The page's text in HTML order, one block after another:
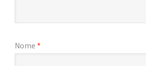
Nome *